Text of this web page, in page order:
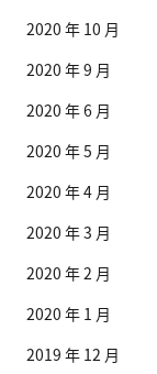
2020 年 10 月
2020 年 9 月
2020 年 6 月
2020 年 5 月
2020 年 4 月
2020 年 3 月
2020 年 2 月
2020 年 1 月
2019 年 12 月